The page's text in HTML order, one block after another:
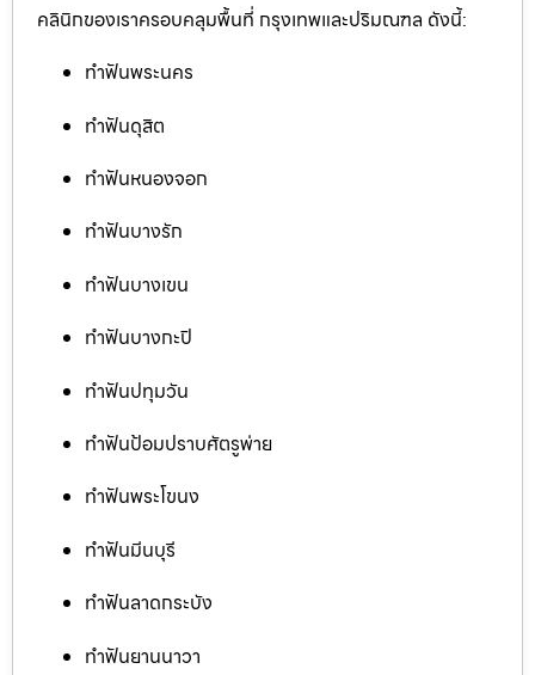
คลินิกของเราครอบคลุมพื้นที่ กรุงเทพและปริมณฑล ดังนี้:
ทำฟันพระนคร
ทำฟันดุสิต
ทำฟันหนองจอก
ทำฟันบางรัก
ทำฟันบางเขน
ทำฟันบางกะปิ
ทำฟันปทุมวัน
ทำฟันป้อมปราบศัตรูพ่าย
ทำฟันพระโขนง
ทำฟันมีนบุรี
ทำฟันลาดกระบัง
ทำฟันยานนาวา